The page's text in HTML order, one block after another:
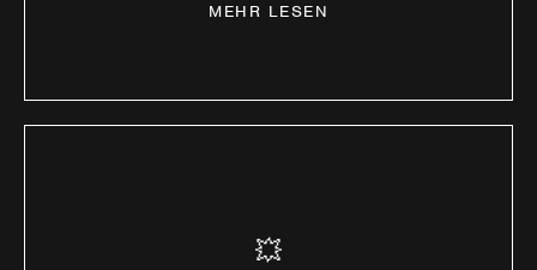
MEHR LESEN
💥
Schnellere Ladezeiten & stabilere Website.